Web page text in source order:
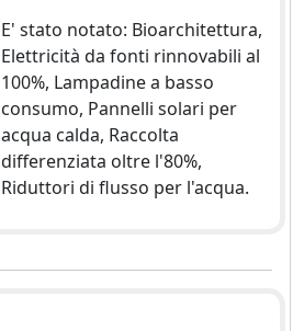
E' stato notato: Bioarchitettura,
Elettricità da fonti rinnovabili al
100%, Lampadine a basso
consumo, Pannelli solari per
acqua calda, Raccolta
differenziata oltre l'80%,
Riduttori di flusso per l'acqua.